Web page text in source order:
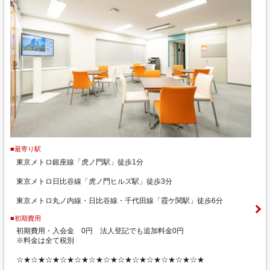
■最寄り駅
東京メトロ銀座線「虎ノ門駅」徒歩1分
東京メトロ日比谷線「虎ノ門ヒルズ駅」徒歩3分
東京メトロ丸ノ内線・日比谷線・千代田線「霞ケ関駅」徒歩6分
■初期費用
初期費用・入会金 0円 法人登記でも追加料金0円
※料金は全て税別
☆★☆★☆★☆★☆★☆★☆★☆★☆★☆★☆★☆★☆★